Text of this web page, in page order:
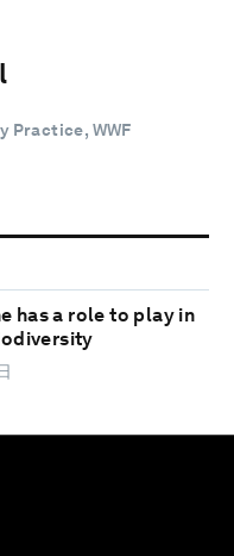
Practice, WWF
has a role to play in